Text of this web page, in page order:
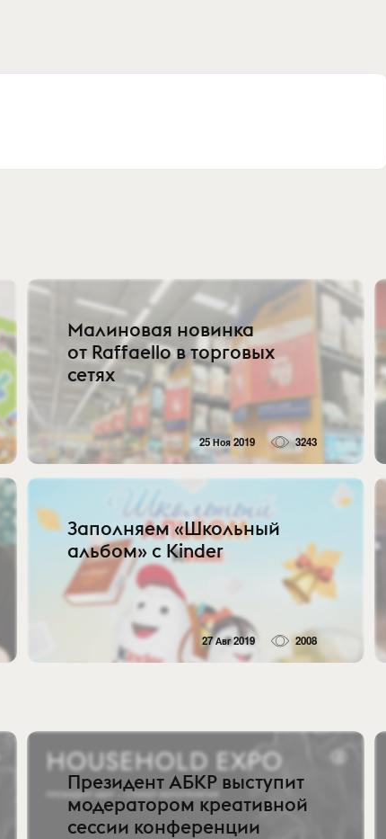
Малиновая новинка
от Raffaello в торговых
сетях
25 Ноя 2019 3243
Заполняем «Школьный
альбом» с Kinder
27 Авг 2019 2008
Президент АБКР выступит
модератором креативной
сессии конференции